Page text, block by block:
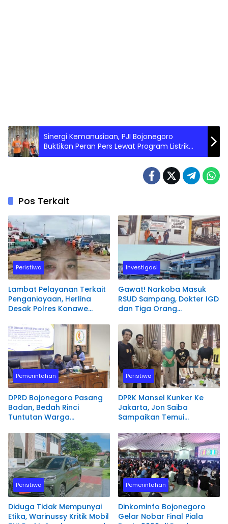
Sinergi Kemanusiaan, PJI Bojonegoro
Buktikan Peran Pers Lewat Program Listrik
Gratis
Pos Terkait
Peristiwa
Lambat Pelayanan Terkait
Penganiayaan, Herlina
Desak Polres Konawe
Laporannya.
Investigasi
Gawat! Narkoba Masuk
RSUD Sampang, Dokter IGD
dan Tiga Orang
Pemerintahan
DPRD Bojonegoro Pasang
Badan, Bedah Rinci
Tuntutan Warga
Bendungan Karangnongko
Peristiwa
DPRK Mansel Kunker Ke
Jakarta, Jon Saiba
Sampaikan Temui
Melaksanakan Diskusi
Terkait Masa Depan
Sumber daya Manusia.
Peristiwa
Diduga Tidak Mempunyai
Etika, Warinussy Kritik Mobil
Pemerintahan
Dinkominfo Bojonegoro
Gelar Nobar Final Piala